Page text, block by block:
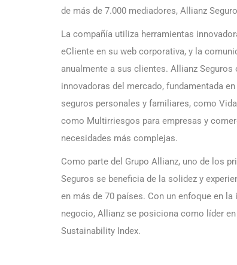
de más de 7.000 mediadores, Allianz
La compañía utiliza herramientas
eCliente en su web corporativa, y la
anualmente a sus clientes. Allianz
innovadoras del mercado, fundamentada
seguros personales y familiares, como
como Multirriesgos para empresas y
necesidades más complejas.
Como parte del Grupo Allianz, uno de los
Seguros se beneficia de la solidez y
en más de 70 países. Con un enfoque en
negocio, Allianz se posiciona como líder
Sustainability Index.